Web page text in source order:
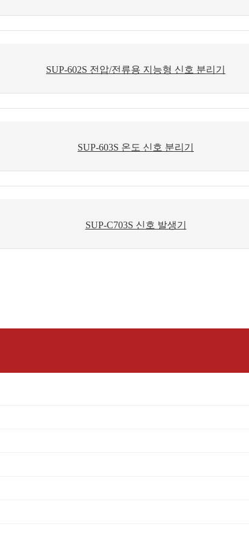
SUP-602S 전압/전류용 지능형 신호 분리기
SUP-603S 온도 신호 분리기
SUP-C703S 신호 발생기